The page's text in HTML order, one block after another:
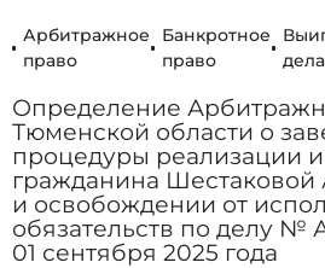
Арбитражное
право
Банкротное
право
дела
Определение
Тюменской области о
процедуры реализации
гражданина
и освобождении от
обязательств по делу №
01 сентября 2025 года